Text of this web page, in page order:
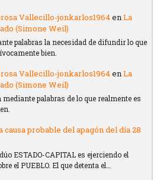
Vallecillo-jonkarlos1964enLa
(Simone Weil)
palabras la necesidad de difundir lo que
bien.
Vallecillo-jonkarlos1964enLa
(Simone Weil)
palabras de lo que realmente es
causa probable del apagón del día 28
ESTADO-CAPITAL es ejerciendo el
el PUEBLO. El que detenta el…